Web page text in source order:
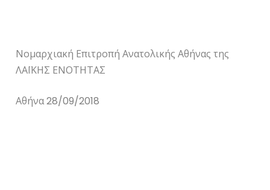
Νομαρχιακή Επιτροπή Ανατολικής Αθήνας της
ΛΑΪΚΗΣ ΕΝΟΤΗΤΑΣ
Αθήνα 28/09/2018